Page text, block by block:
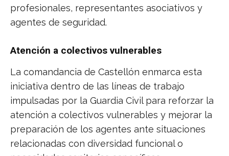
profesionales, representantes asociativos y
agentes de seguridad.
Atención a colectivos vulnerables
La comandancia de Castellón enmarca esta
iniciativa dentro de las líneas de trabajo
impulsadas por la Guardia Civil para reforzar la
atención a colectivos vulnerables y mejorar la
preparación de los agentes ante situaciones
relacionadas con diversidad funcional o